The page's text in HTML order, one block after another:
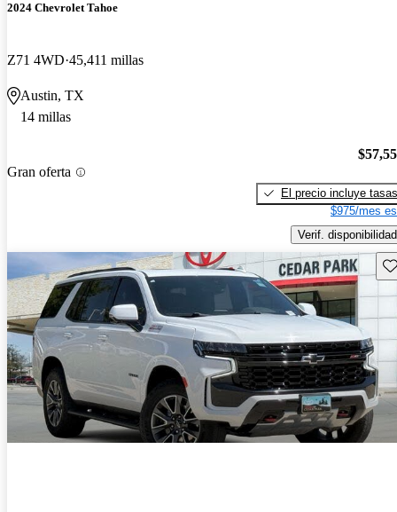
2024 Chevrolet Tahoe
Z71 4WD 45,411 millas
Austin, TX
14 millas
Gran oferta
El precio incluye tasas
$975/mes
Verif. disponibilidad